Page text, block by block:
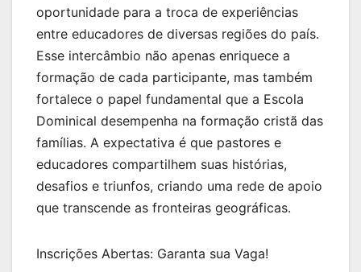
oportunidade para a troca de experiências
entre educadores de diversas regiões do país.
Esse intercâmbio não apenas enriquece a
formação de cada participante, mas também
fortalece o papel fundamental que a Escola
Dominical desempenha na formação cristã das
famílias. A expectativa é que pastores e
educadores compartilhem suas histórias,
desafios e triunfos, criando uma rede de apoio
que transcende as fronteiras geográficas.
Inscrições Abertas: Garanta sua Vaga!